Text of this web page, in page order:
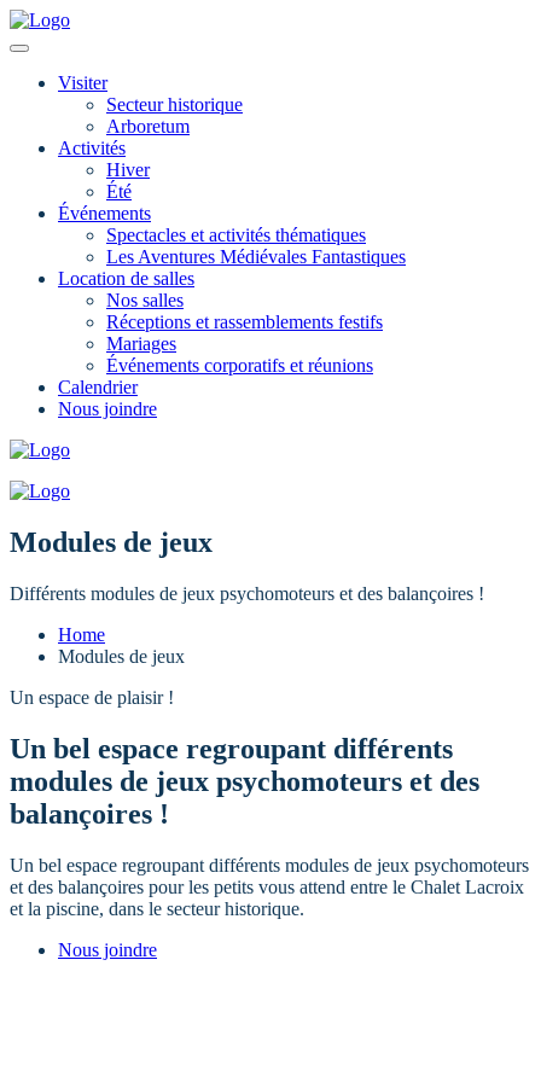
Visiter
Secteur historique
Arboretum
Activités
Hiver
Été
Événements
Spectacles et activités thématiques
Les Aventures Médiévales Fantastiques
Location de salles
Nos salles
Réceptions et rassemblements festifs
Mariages
Événements corporatifs et réunions
Calendrier
Nous joindre
Modules de jeux
Différents modules de jeux psychomoteurs et des balançoires !
Home
Modules de jeux
Un espace de plaisir !
Un bel espace regroupant différents
modules de jeux psychomoteurs et des
balançoires !
Un bel espace regroupant différents modules de jeux psychomoteurs
et des balançoires pour les petits vous attend entre le Chalet Lacroix
et la piscine, dans le secteur historique.
Nous joindre